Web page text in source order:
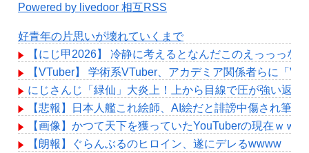
Powered by livedoor 相互RSS
好青年の片思いが壊れていくまで
【にじ甲2026】 冷静に考えるとなんだこのえっっっな
【VTuber】 学術系VTuber、アカデミア関係者らに「
にじさんじ「緑仙」大炎上！上から目線で圧が強い返
【悲報】日本人艦これ絵師、AI絵だと誹謗中傷され筆を
【画像】かつて天下を獲っていたYouTuberの現在ｗｗ
【朗報】ぐらんぶるのヒロイン、遂にデレるwwww